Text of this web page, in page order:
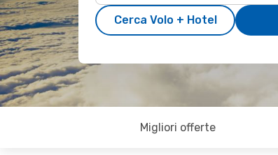
Cerca Volo + Hotel
Migliori offerte